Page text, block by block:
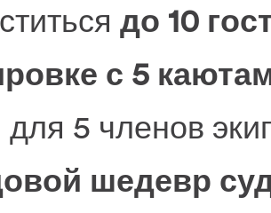
до 10
с 5
5 членов
шедевр